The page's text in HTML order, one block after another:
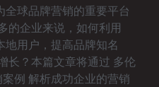
全球品牌营销的重要平台
的企业来说，如何利用
地用户，提高品牌知名
长？本篇文章将通过 多伦
例 解析成功企业的营销